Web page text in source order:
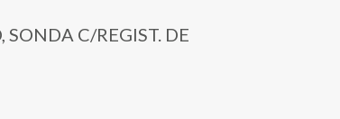
C/REGIST. DE